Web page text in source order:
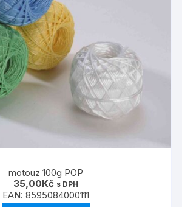
motouz 100g POP
35,00Kč s DPH
EAN:8595084000111